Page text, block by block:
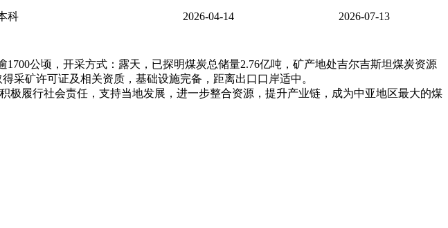
科 2026-04-14
2026-07-13
公顷，开采方式：露天，已探明煤炭总储量2.76亿吨，矿产地处吉尔吉斯坦煤炭资源
采矿许可证及相关资质，基础设施完备，距离出口口岸适中。
履行社会责任，支持当地发展，进一步整合资源，提升产业链，成为中亚地区最大的煤